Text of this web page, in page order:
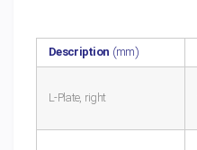
Description (mm)
L-Plate, right